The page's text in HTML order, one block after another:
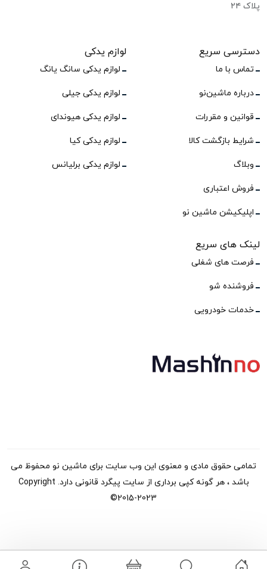
پلاک ۲۴
دسترسی سریع
تماس با ما
درباره ماشین‌نو
قوانین و مقررات
شرایط بازگشت کالا
وبلاگ
فروش اعتباری
اپلیکیشن ماشین نو
لوازم یدکی
لوازم یدکی سانگ یانگ
لوازم یدکی جیلی
لوازم یدکی هیوندای
لوازم یدکی کیا
لوازم یدکی برلیانس
لینک های سریع
فرصت های شغلی
فروشنده شو
خدمات خودرویی
تمامی حقوق مادی و معنوی این وب سایت برای ماشین نو محفوظ می
باشد ، هر گونه کپی برداری از سایت پیگرد قانونی دارد. Copyright
©2015-2023